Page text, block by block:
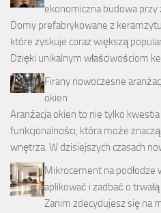
ekonomiczna budowa
Domy prefabrykowane z
które zyskuje coraz większą
Dzięki unikalnym właściwościom
Firany nowoczesne
okien
Aranżacja okien to nie tylko
funkcjonalności, która może
wnętrza. W dzisiejszych czasach
Mikrocement na podłodze
aplikować i zadbać o
Zanim zdecydujesz się na